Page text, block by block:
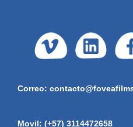
Correo:
Movil: (+57) 3114472658